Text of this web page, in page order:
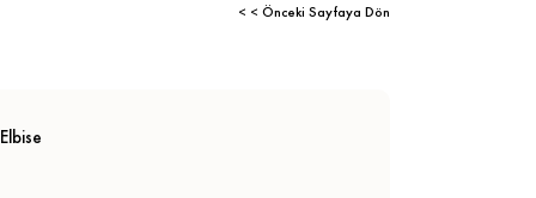
< < Önceki Sayfaya Dön